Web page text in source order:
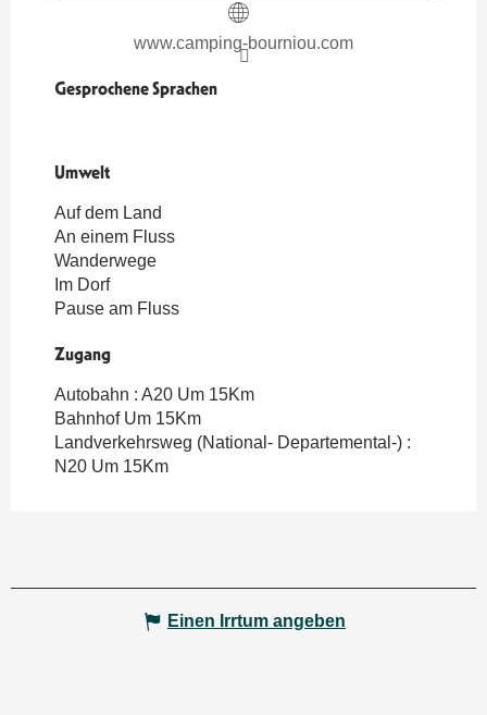
www.camping-bourniou.com
Gesprochene Sprachen
Gesprochene Sprachen
Umwelt
Umwelt
Auf dem Land
An einem Fluss
Wanderwege
Im Dorf
Pause am Fluss
Zugang
Zugang
Autobahn : A20 Um 15Km
Bahnhof Um 15Km
Landverkehrsweg (National- Departemental-) :
N20 Um 15Km
Einen Irrtum angeben